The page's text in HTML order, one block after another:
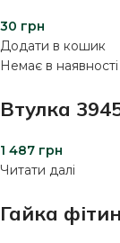
30 грн
Додати в кошик
Немає в наявності
Втулка
1 487 грн
Читати далі
Гайка